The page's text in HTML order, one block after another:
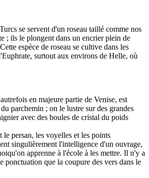
se servent d'un roseau taillé comme nos
; ils le plongent dans un encrier plein de
espèce de roseau se cultive dans les
surtout aux environs de Helle, où
en majeure partie de Venise, est
parchemin ; on le lustre sur des grandes
avec des boules de cristal du poids
le persan, les voyelles et les points
singulièrement l'intelligence d'un ouvrage,
apprenne à l'école à les mettre. Il n'y a
ponctuation que la coupure des vers dans le